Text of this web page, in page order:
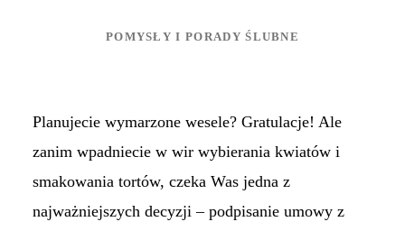
POMYSŁY I PORADY ŚLUBNE
Planujecie wymarzone wesele? Gratulacje! Ale
zanim wpadniecie w wir wybierania kwiatów i
smakowania tortów, czeka Was jedna z
najważniejszych decyzji – podpisanie umowy z